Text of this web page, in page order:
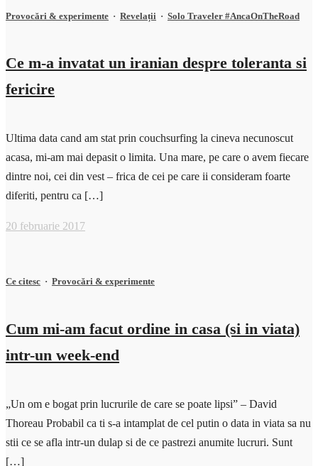
Provocări & experimente · Revelații · Solo Traveler #AncaOnTheRoad
Ce m-a invatat un iranian despre toleranta si
fericire
Ultima data cand am stat prin couchsurfing la cineva necunoscut
acasa, mi-am mai depasit o limita. Una mare, pe care o avem fiecare
dintre noi, cei din vest – frica de cei pe care ii consideram foarte
diferiti, pentru ca […]
20 februarie 2017
Ce citesc · Provocări & experimente
Cum mi-am facut ordine in casa (si in viata)
intr-un week-end
„Un om e bogat prin lucrurile de care se poate lipsi” – David
Thoreau Probabil ca ti s-a intamplat de cel putin o data in viata sa nu
stii ce se afla intr-un dulap si de ce pastrezi anumite lucruri. Sunt
[…]